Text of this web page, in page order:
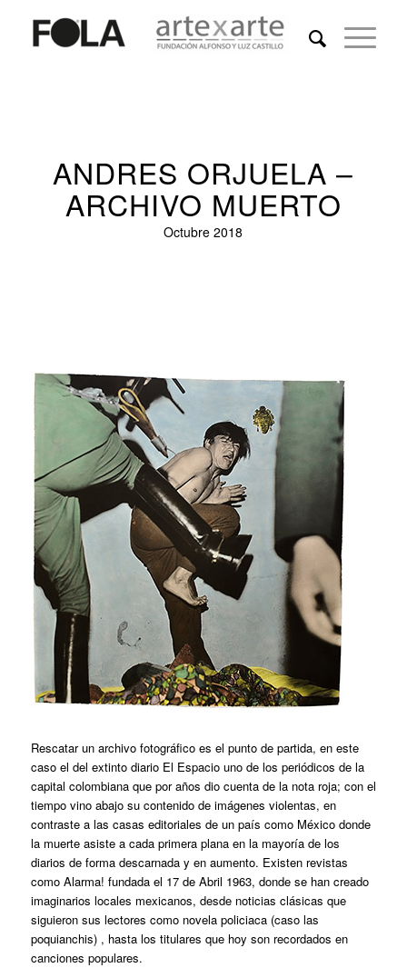
ANDRES ORJUELA –
ARCHIVO MUERTO
Octubre 2018
Rescatar un archivo fotográfico es el punto de partida, en este
caso el del extinto diario El Espacio uno de los periódicos de la
capital colombiana que por años dio cuenta de la nota roja; con el
tiempo vino abajo su contenido de imágenes violentas, en
contraste a las casas editoriales de un país como México donde
la muerte asiste a cada primera plana en la mayoría de los
diarios de forma descarnada y en aumento. Existen revistas
como Alarma! fundada el 17 de Abril 1963, donde se han creado
imaginarios locales mexicanos, desde noticias clásicas que
siguieron sus lectores como novela policiaca (caso las
poquianchis) , hasta los titulares que hoy son recordados en
canciones populares.